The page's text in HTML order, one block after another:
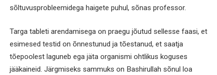
sõltuvusprobleemidega haigete puhul, sõnas professor.
Targa tableti arendamisega on praegu jõutud sellesse faasi, et
esimesed testid on õnnestunud ja tõestanud, et saatja
tõepoolest laguneb ega jäta organismi ohtlikus koguses
jääkaineid. Järgmiseks sammuks on Bashirullah sõnul loa